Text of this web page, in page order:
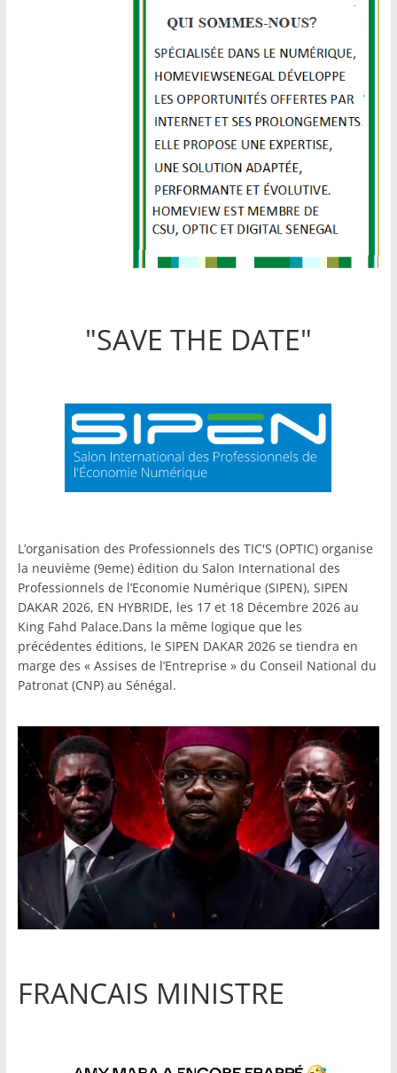
"SAVE THE DATE"
L’organisation des Professionnels des TIC'S (OPTIC) organise
la neuvième (9eme) édition du Salon International des
Professionnels de l’Economie Numérique (SIPEN), SIPEN
DAKAR 2026, EN HYBRIDE, les 17 et 18 Décembre 2026 au
King Fahd Palace.Dans la même logique que les
précédentes éditions, le SIPEN DAKAR 2026 se tiendra en
marge des « Assises de l’Entreprise » du Conseil National du
Patronat (CNP) au Sénégal.
FRANCAIS MINISTRE